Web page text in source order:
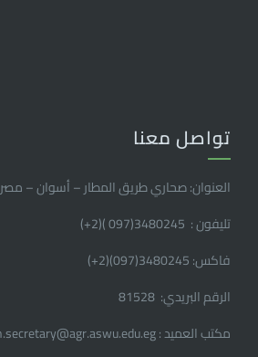
تواصل معنا
العنوان: صحاري طريق المطار – أسوان – مصر
تليفون : 3480245(097 )(2
+
)
فاكس: 3480245(097)(2
+
)
الرقم البريدي: 81528
مكتب العميد : dean.secretary@agr.aswu.edu.eg